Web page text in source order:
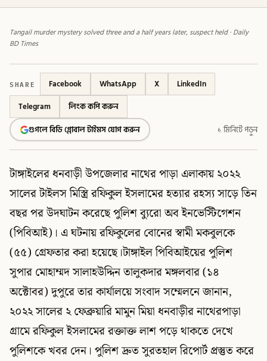
Tangail murder mystery solved three and a half years later, suspect held · Daily
BD Times
SHARE Facebook WhatsApp X
LinkedIn
Telegram
লিংক কপি করুন
গুগলে বিডি গ্লোবাল টাইমস যোগ করুন
১ মিনিটে পড়ুন
টাঙ্গাইলের ধনবাড়ী উপজেলার নাথের পাড়া এলাকায় ২০২২
সালের টাইলস মিস্ত্রি রফিকুল ইসলামের হত্যার রহস্য সাড়ে তিন
বছর পর উদঘাটন করেছে পুলিশ ব্যুরো অব ইনভেস্টিগেশন
(পিবিআই)। এ ঘটনায় রফিকুলের বোনের স্বামী মকবুলকে
(৫৫) গ্রেফতার করা হয়েছে।টাঙ্গাইল পিবিআইয়ের পুলিশ
সুপার মোহাম্মদ সালাহউদ্দিন তালুকদার মঙ্গলবার (১৪
অক্টোবর) দুপুরে তার কার্যালয়ে সংবাদ সম্মেলনে জানান,
২০২২ সালের ২ ফেব্রুয়ারি মামুন মিয়া ধনবাড়ীর নাথেরপাড়া
গ্রামে রফিকুল ইসলামের রক্তাক্ত লাশ পড়ে থাকতে দেখে
পুলিশকে খবর দেন। পুলিশ দ্রুত সুরতহাল রিপোর্ট প্রস্তুত করে